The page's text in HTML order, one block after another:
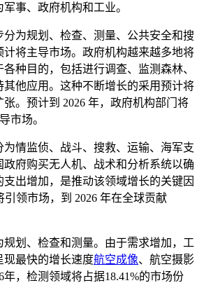
事、政府机构和工业。
为规划、检查、测量、公共安全和搜
计将主导市场。政府机构越来越多地将
种目的，包括进行调查、监测森林、
其他应用。这种不断增长的采用预计将
。预计到 2026 年，政府机构部门将
市场。
为情监侦、战斗、搜救、运输、海军支
府购买无人机、战术和分析系统以确
出增加，是推动该领域增长的关键因
引领市场，到 2026 年在全球贡献
规划、检查和测量。由于需求增加，工
现最快的增长速度航空成像、航空摄影
年，检测领域将占据18.41%的市场份